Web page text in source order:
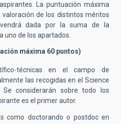
La puntuación máxima
de los distintos méritos
dada por la suma de la
uno de los apartados.
máxima 60 puntos)
técnicas en el campo de
las recogidas en el Science
Se considerarán sobre todo los
es el primer autor.
como doctorando o postdoc en